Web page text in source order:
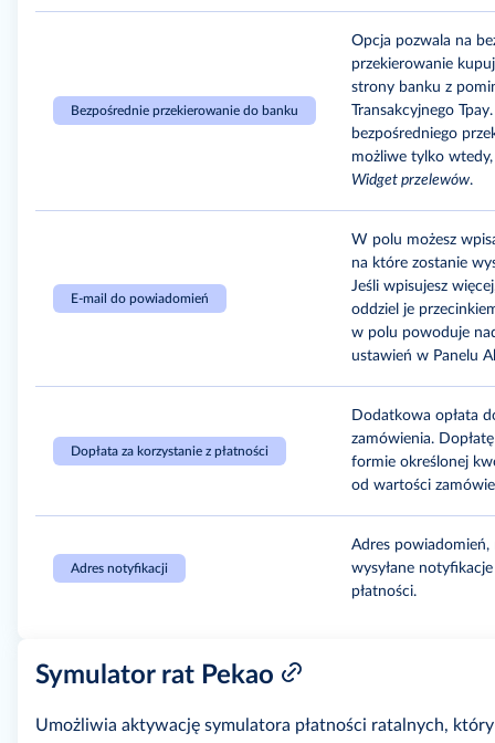
Bezpośrednie przekierowanie do banku
Opcja pozwala na
przekierowanie
strony banku z
Transakcyjnego
bezpośredniego
możliwe tylko
Widget przelewów.
E-mail do powiadomień
W polu możesz
na które zostanie
Jeśli wpisujesz
oddziel je
w polu powoduje
ustawień w Panelu
Dopłata za korzystanie z płatności
Dodatkowa opłata
zamówienia.
formie określonej
od wartości
Adres notyfikacji
Adres powiadomień,
wysyłane
płatności.
Symulator rat Pekao
Umożliwia aktywację symulatora płatności ratalnych,